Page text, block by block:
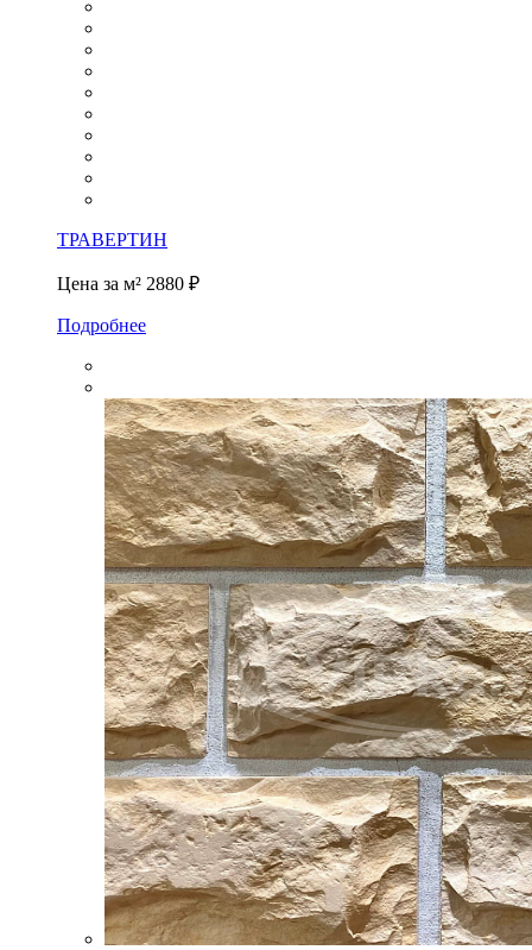
ТРАВЕРТИН
Цена за м² 2880 ₽
Подробнее